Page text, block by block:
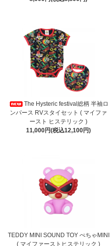
The Hysteric festival総柄 半袖ロ
ンパース RVスタイセット ( マイファ
ースト ヒステリック )
11,000円(税込12,100円)
TEDDY MINI SOUND TOY ぺちゃMINI
( マイファーストヒステリック )